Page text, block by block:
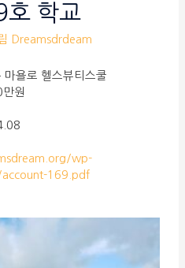
호 학교
Dreamsdrdeam
마욜로 헬스뷰티스쿨
원
wp-
169.pdf